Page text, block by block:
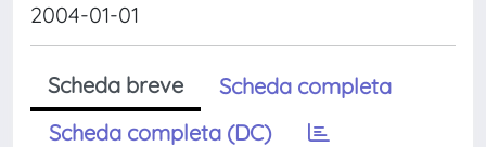
2004-01-01
Scheda breve
Scheda completa
Scheda completa (DC)